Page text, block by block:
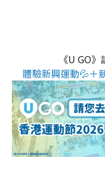
《U GO
體驗新興運動💦＋